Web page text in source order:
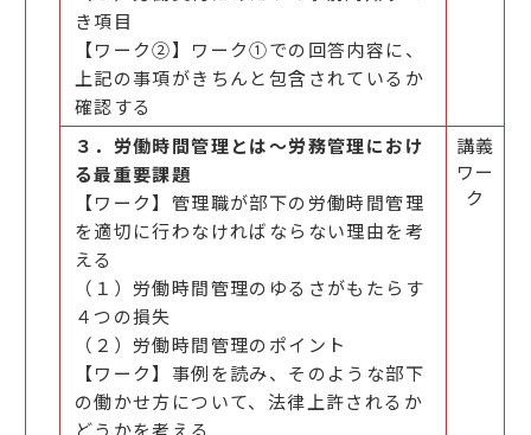
き項目
【ワーク②】ワーク①での回答内容に、
上記の事項がきちんと包含されているか
確認する
３．労働時間管理とは～労務管理におけ
る最重要課題
【ワーク】管理職が部下の労働時間管理
を適切に行わなければならない理由を考
える
（１）労働時間管理のゆるさがもたらす
４つの損失
（２）労働時間管理のポイント
【ワーク】事例を読み、そのような部下
の働かせ方について、法律上許されるか
どうかを考える
講義
ワー
ク